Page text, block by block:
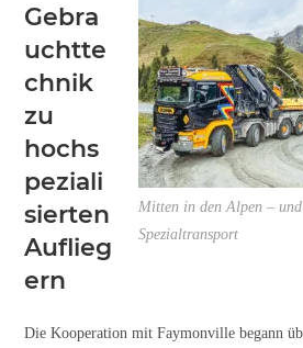
Mitten in den Alpen –
Spezialtransport
Gebra
uchtte
chnik
zu
hochs
peziali
sierten
Auflieg
ern
Die Kooperation mit Faymonville begann